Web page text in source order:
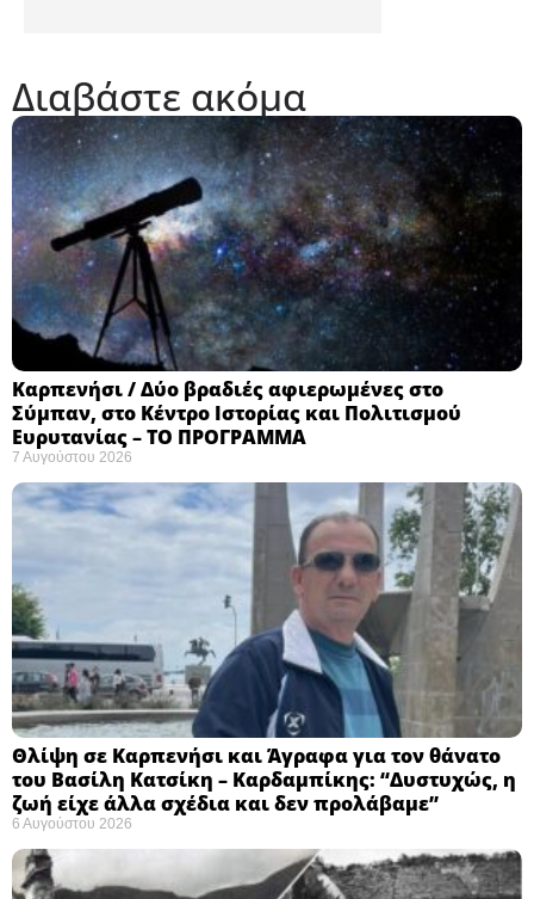
Διαβάστε ακόμα
Καρπενήσι / Δύο βραδιές αφιερωμένες στο
Σύμπαν, στο Κέντρο Ιστορίας και Πολιτισμού
Ευρυτανίας – ΤΟ ΠΡΟΓΡΑΜΜΑ
7 Αυγούστου 2026
Θλίψη σε Καρπενήσι και Άγραφα για τον θάνατο
του Βασίλη Κατσίκη – Καρδαμπίκης: “Δυστυχώς, η
ζωή είχε άλλα σχέδια και δεν προλάβαμε”
6 Αυγούστου 2026